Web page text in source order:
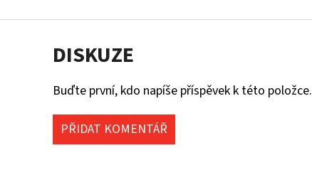
DISKUZE
Buďte první, kdo napíše příspěvek k této položce.
PŘIDAT KOMENTÁŘ